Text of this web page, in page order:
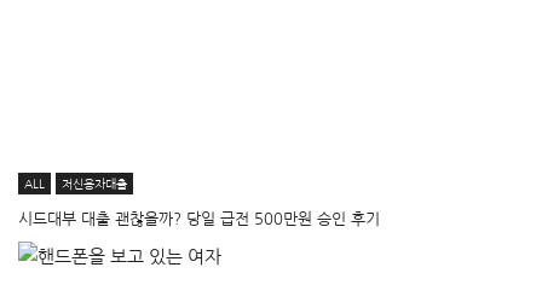
ALL 저신용자대출
시드대부 대출 괜찮을까? 당일 급전 500만원 승인 후기